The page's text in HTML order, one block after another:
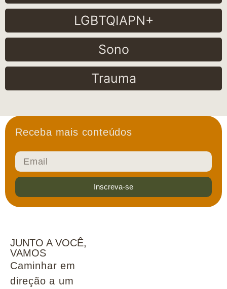
LGBTQIAPN+
Sono
Trauma
Receba mais conteúdos
Inscreva-se
JUNTO A VOCÊ,
VAMOS
Caminhar em
direção a um